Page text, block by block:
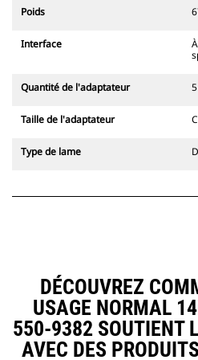
champ
Les
axes Cat
352 et
tranchée
Les
rapide
Les
pneus.
Poids
Interface
Quantité de l'adaptateur 5
Taille de l'adaptateur
Type de lame
DÉCOUVREZ
USAGE NORMAL
550-9382 SOUTIENT
AVEC DES